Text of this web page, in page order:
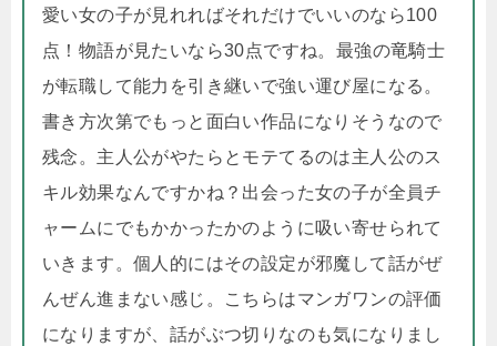
愛い女の子が見れればそれだけでいいのなら100
点！物語が見たいなら30点ですね。最強の竜騎士
が転職して能力を引き継いで強い運び屋になる。
書き方次第でもっと面白い作品になりそうなので
残念。主人公がやたらとモテてるのは主人公のス
キル効果なんですかね？出会った女の子が全員チ
ャームにでもかかったかのように吸い寄せられて
いきます。個人的にはその設定が邪魔して話がぜ
んぜん進まない感じ。こちらはマンガワンの評価
になりますが、話がぶつ切りなのも気になりまし